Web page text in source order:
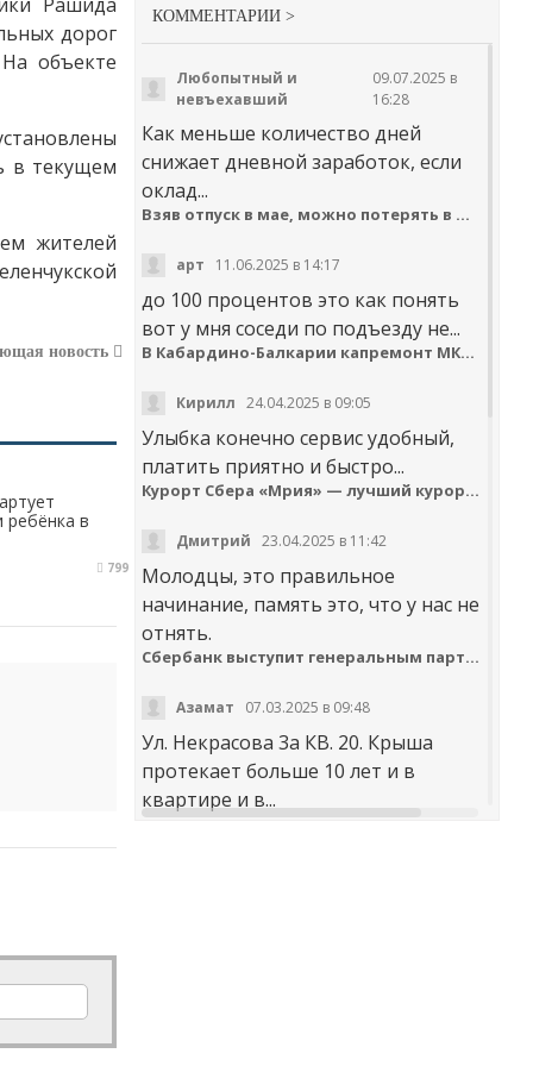
дорог
объекте
в текущем
жителей
новость
ребёнка в
799
КОММЕНТАРИИ >
Любопытный и
невъехавший
09.07.2025 в
16:28
Как меньше количество дней
снижает дневной заработок, если
оклад...
Взяв отпуск в мае, можно потерять в деньгах
арт 11.06.2025 в 14:17
до 100 процентов это как понять
вот у мня соседи по подъезду не...
В Кабардино-Балкарии капремонт МКД идёт с опережением графика
Кирилл 24.04.2025 в 09:05
Улыбка конечно сервис удобный,
платить приятно и быстро...
Курорт Сбера «Мрия» — лучший курортный отель по версии Russian Hospitality Awards
Дмитрий 23.04.2025 в 11:42
Молодцы, это правильное
начинание, память это, что у нас не
отнять.
Сбербанк выступит генеральным партнером онлайн-шествия «Бессмертный полк»
Азамат 07.03.2025 в 09:48
Ул. Некрасова 3а КВ. 20. Крыша
протекает больше 10 лет и в
квартире и в...